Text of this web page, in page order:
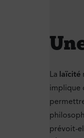
La laïcité
implique
prévoit-